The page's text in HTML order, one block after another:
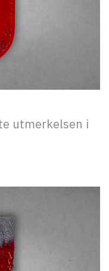
utmerkelsen i